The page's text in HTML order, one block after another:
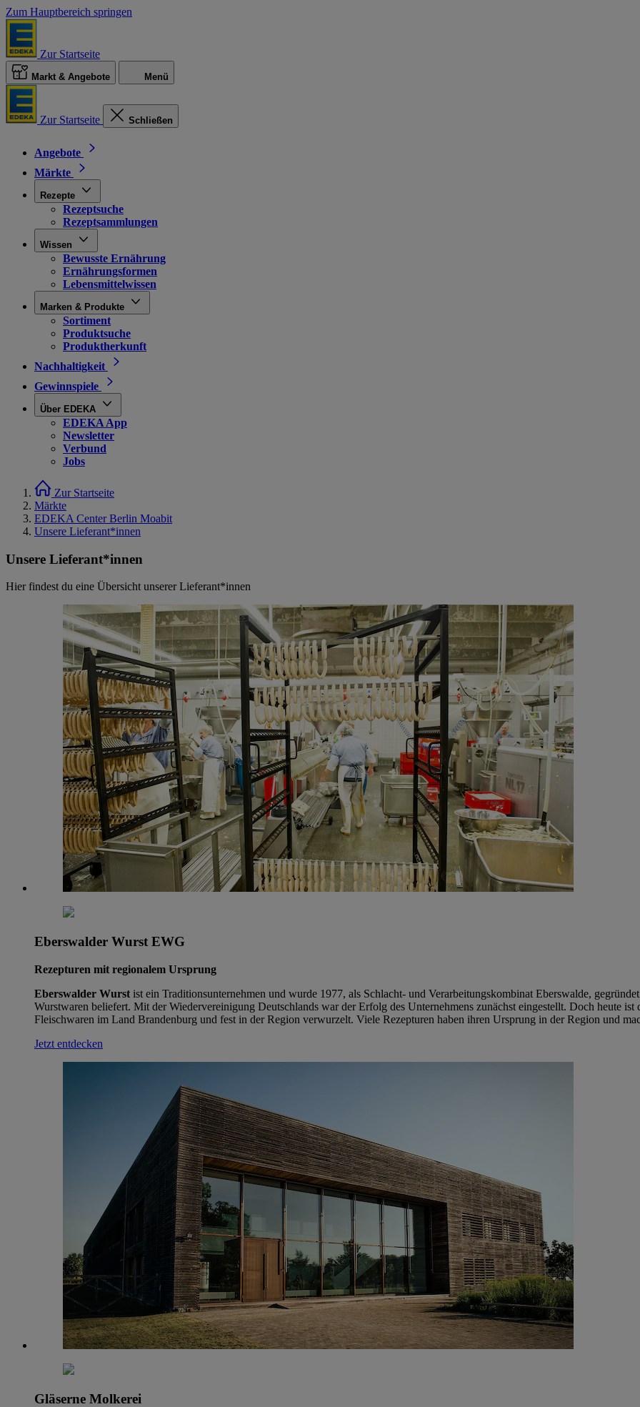
Zum Hauptbereich springen
Zur Startseite
Markt & Angebote Menü
Zur Startseite Schließen
Angebote
Märkte
Rezepte
Rezeptsuche
Rezeptsammlungen
Wissen
Bewusste Ernährung
Ernährungsformen
Lebensmittelwissen
Marken & Produkte
Sortiment
Produktsuche
Produktherkunft
Nachhaltigkeit
Gewinnspiele
Über EDEKA
EDEKA App
Newsletter
Verbund
Jobs
Zur Startseite
Märkte
EDEKA Center Berlin Moabit
Unsere Lieferant*innen
Unsere Lieferant*innen
Hier findest du eine Übersicht unserer Lieferant*innen
Eberswalder Wurst EWG
Rezepturen mit regionalem Ursprung
Eberswalder Wurst ist ein Traditionsunternehmen und wurde 1977, als Schlacht- und Verarbeitungskombinat Eberswalde,
Wurstwaren beliefert. Mit der Wiedervereinigung Deutschlands war der Erfolg des Unternehmens zunächst eingestellt. Doch heute
Fleischwaren im Land Brandenburg und fest in der Region verwurzelt. Viele Rezepturen haben ihren Ursprung in der Region und
Jetzt entdecken
Gläserne Molkerei